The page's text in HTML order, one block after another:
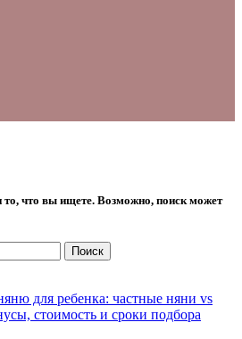
что вы ищете. Возможно, поиск может
для ребенка: частные няни vs
стоимость и сроки подбора